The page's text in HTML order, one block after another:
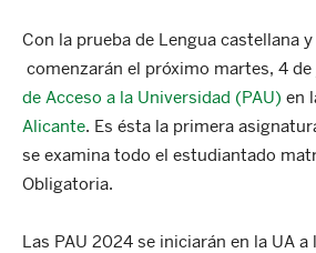
Con la prueba de Lengua castellana
comenzarán el próximo martes, 4
de Acceso a la Universidad (PAU) en
Alicante. Es ésta la primera
se examina todo el estudiantado
Obligatoria.
Las PAU 2024 se iniciarán en la UA